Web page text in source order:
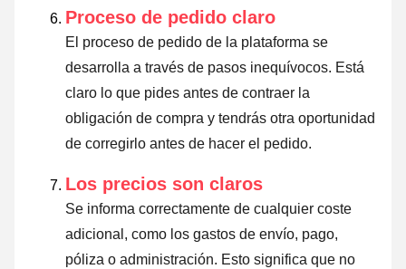
Proceso de pedido claro
El proceso de pedido de la plataforma se
desarrolla a través de pasos inequívocos. Está
claro lo que pides antes de contraer la
obligación de compra y tendrás otra oportunidad
de corregirlo antes de hacer el pedido.
Los precios son claros
Se informa correctamente de cualquier coste
adicional, como los gastos de envío, pago,
póliza o administración. Esto significa que no